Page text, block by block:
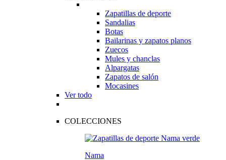
Zapatillas de deporte
Sandalias
Botas
Bailarinas y zapatos planos
Zuecos
Mules y chanclas
Alpargatas
Zapatos de salón
Mocasines
Ver todo
COLECCIONES
Nama